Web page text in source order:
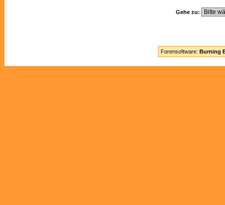
Gehe zu:
Forensoftware: Burning